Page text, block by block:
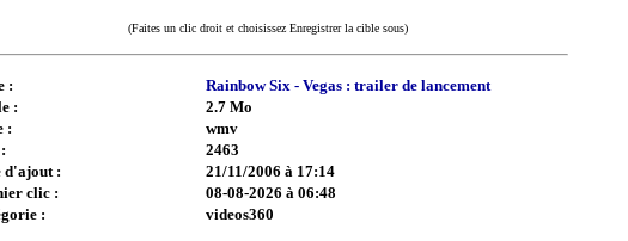
(Faites un clic droit et choisissez Enregistrer la cible sous)
:
Rainbow Six - Vegas : trailer de lancement
:
2.7 Mo
:
wmv
2463
d'ajout :
21/11/2006 à 17:14
clic :
08-08-2026 à 06:48
:
videos360